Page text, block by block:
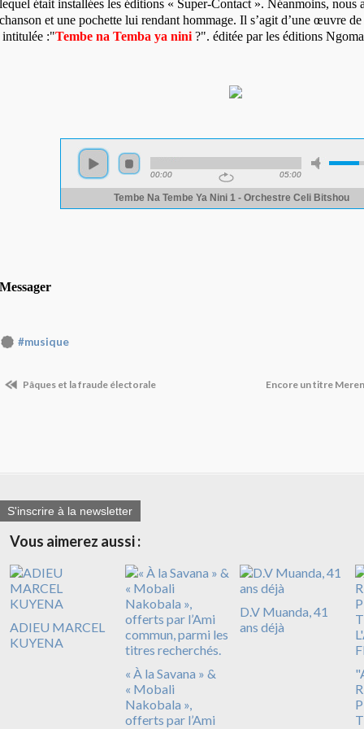
lequel était installées les éditions « Super-Contact ». Néanmoins, nous
chanson et une pochette lui rendant hommage. Il s’agit d’une œuvre
intitulée :"Tembe na Temba ya nini ?". éditée par les éditions
Messager
#musique
Pâques et la fraude électorale Encore un titre
S'inscrire à la newsletter
Vous aimerez aussi :
ADIEU MARCEL
KUYENA
« À la Savana » &
« Mobali
Nakobala »,
offerts par l’Ami
D.V Muanda, 41
ans déjà